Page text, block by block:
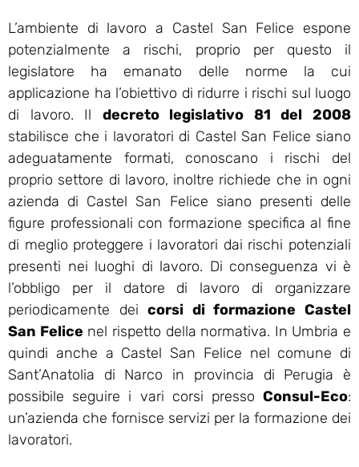
L’ambiente di lavoro a Castel San Felice espone
potenzialmente a rischi, proprio per questo il
legislatore ha emanato delle norme la cui
applicazione ha l’obiettivo di ridurre i rischi sul luogo
di lavoro. Il decreto legislativo 81 del 2008
stabilisce che i lavoratori di Castel San Felice siano
adeguatamente formati, conoscano i rischi del
proprio settore di lavoro, inoltre richiede che in ogni
azienda di Castel San Felice siano presenti delle
figure professionali con formazione specifica al fine
di meglio proteggere i lavoratori dai rischi potenziali
presenti nei luoghi di lavoro. Di conseguenza vi è
l’obbligo per il datore di lavoro di organizzare
periodicamente deicorsi di formazione Castel
San Felice nel rispetto della normativa. In Umbria e
quindi anche a Castel San Felice nel comune di
Sant’Anatolia di Narco in provincia di Perugia è
possibile seguire i vari corsi presso Consul-Eco:
un’azienda che fornisce servizi per la formazione dei
lavoratori.